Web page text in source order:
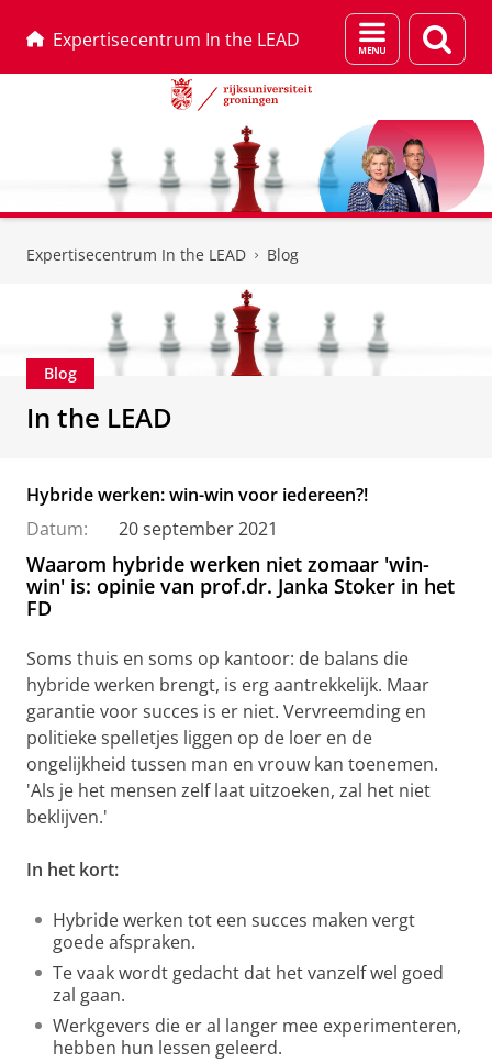
Expertisecentrum In the LEAD
Menu
en
Expertisecentrum In the LEAD Blog
Blog
In the LEAD
Hybride werken: win-win voor iedereen?!
Datum:
20 september 2021
Waarom hybride werken niet zomaar 'win-
win' is: opinie van prof.dr. Janka Stoker in het
FD
Soms thuis en soms op kantoor: de balans die
hybride werken brengt, is erg aantrekkelijk. Maar
garantie voor succes is er niet. Vervreemding en
politieke spelletjes liggen op de loer en de
ongelijkheid tussen man en vrouw kan toenemen.
'Als je het mensen zelf laat uitzoeken, zal het niet
beklijven.'
In het kort:
Hybride werken tot een succes maken vergt
goede afspraken.
Te vaak wordt gedacht dat het vanzelf wel goed
zal gaan.
Werkgevers die er al langer mee experimenteren,
hebben hun lessen geleerd.